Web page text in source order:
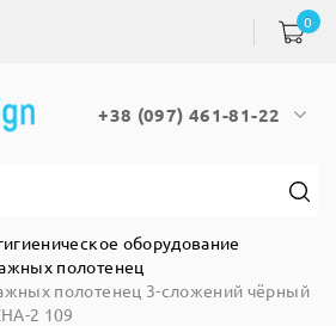
+38 (097) 461-81-22
0
оборудование
полотенец
полотенец 3-сложений чёрный
2 109